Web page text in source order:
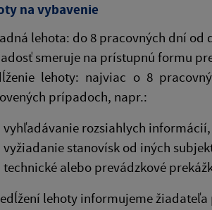
na vybavenie
lehota: do 8 pracovných dní od
smeruje na prístupnú formu
lehoty: najviac o 8
prípadoch, napr.:
vyhľadávanie rozsiahlych informácií,
vyžiadanie stanovísk od iných
technické alebo prevádzkové
lehoty informujeme